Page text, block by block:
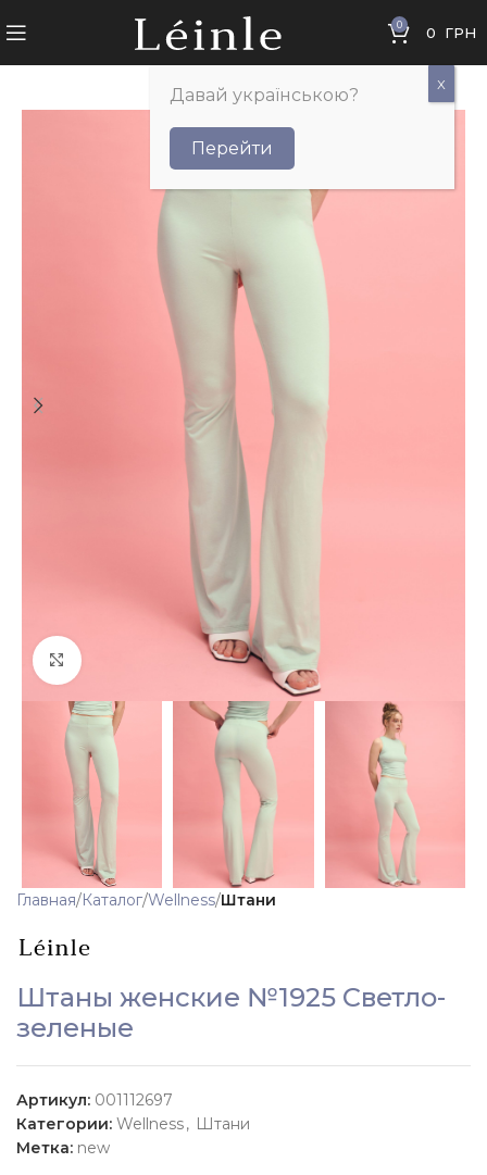
0 0 ГРН
Click to enlarge
Главная Каталог Wellness Штани
Штаны женские №1925 Светло-
зеленые
Артикул: 001112697
Категории: Wellness, Штани
Метка: new
Давай українською?
Перейти